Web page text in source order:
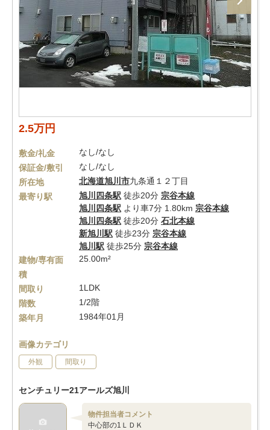
2.5万円
敷金/礼金
なし/なし
保証金/敷引
なし/なし
所在地
北海道旭川市九条通１２丁目
最寄り駅
旭川四条駅 徒歩20分 宗谷本線
旭川四条駅 より車7分 1.80km 宗谷本線
旭川四条駅 徒歩20分 石北本線
新旭川駅 徒歩23分 宗谷本線
旭川駅 徒歩25分 宗谷本線
建物/専有面
積
25.00m²
間取り
1LDK
階数
1/2階
築年月
1984年01月
画像カテゴリ
外観 間取り
センチュリー21アールズ旭川
物件担当者コメント
中心部の1ＬＤＫ